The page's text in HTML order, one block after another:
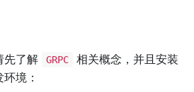
先了解 GRPC
相关概念，并且安装
境：